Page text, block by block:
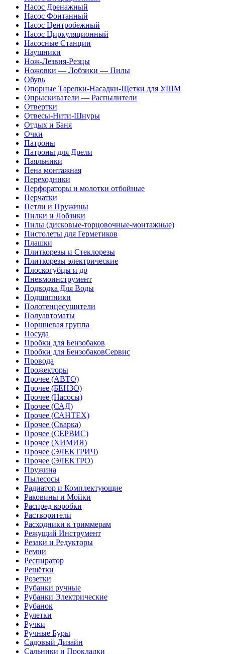
Насос Дренажный
Насос Фонтанный
Насос Центробежный
Насос Циркуляционный
Насосные Станции
Наушники
Нож-Лезвия-Резцы
Ножовки — Лобзики — Пилы
Обувь
Опорные Тарелки-Насадки-Щетки для УШМ
Опрыскиватели — Распылители
Отвертки
Отвесы-Нити-Шнуры
Отдых и Баня
Очки
Патроны
Патроны для Дрели
Паяльники
Пена монтажная
Переходники
Перфораторы и молотки отбойные
Перчатки
Петли и Пружины
Пилки и Лобзики
Пилы (дисковые-торцовочные-монтажные)
Пистолеты для Герметиков
Плашки
Плиткорезы и Стеклорезы
Плиткорезы электрические
Плоскогубцы и др
Пневмоинструмент
Подводка Для Воды
Подшипники
Полотенцесушители
Полуавтоматы
Поршневая группа
Посуда
Пробки для Бензобаков
Пробки для БензобаковСервис
Провода
Прожекторы
Прочее (АВТО)
Прочее (БЕНЗО)
Прочее (Насосы)
Прочее (САД)
Прочее (САНТЕХ)
Прочее (Сварка)
Прочее (СЕРВИС)
Прочее (ХИМИЯ)
Прочее (ЭЛЕКТРИЧ)
Прочее (ЭЛЕКТРО)
Пружина
Пылесосы
Радиатор и Комплектующие
Раковины и Мойки
Распред коробки
Растворители
Расходники к триммерам
Режущий Инструмент
Резаки и Редукторы
Ремни
Респиратор
Решётки
Розетки
Рубанки ручные
Рубанки Электрические
Рубанок
Рулетки
Ручки
Ручные Буры
Садовый Дизайн
Сальники и Прокладки